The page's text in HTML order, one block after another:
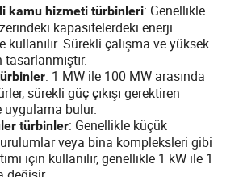
kamu hizmeti türbinleri: Genellikle
kapasitelerdeki enerji
kullanılır. Sürekli çalışma ve yüksek
: 1 MW ile 100 MW arasında
sürekli güç çıkışı gerektiren
uygulama bulur.
türbinler: Genellikle küçük
veya bina kompleksleri gibi
için kullanılır, genellikle 1 kW ile 1